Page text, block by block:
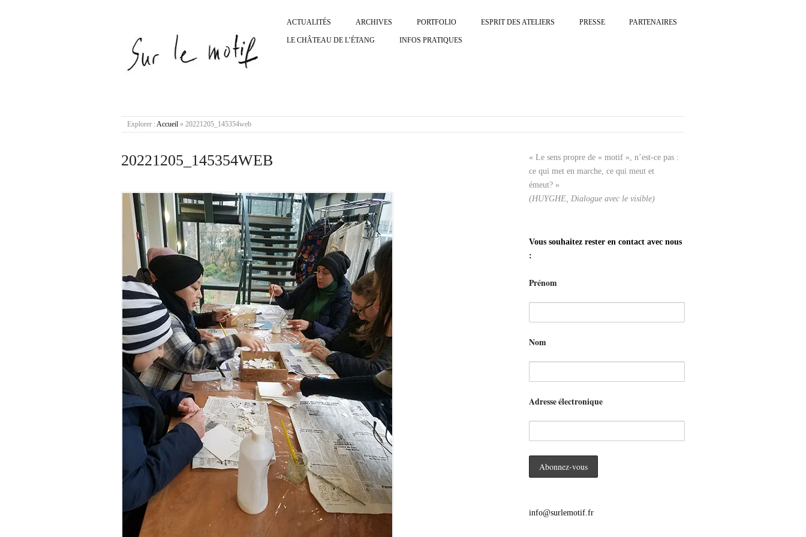
ACTUALITÉS ARCHIVES PORTFOLIO ESPRIT DES ATELIERS PRESSE PARTENAIRES
LE CHÂTEAU DE L’ÉTANG INFOS PRATIQUES
Explorer : Accueil » 20221205_145354web
20221205_145354WEB
« Le sens propre de « motif », n’est-ce pas :
ce qui met en marche, ce qui meut et
émeut? »
(HUYGHE, Dialogue avec le visible)
Vous souhaitez rester en contact avec nous
:
Prénom
Nom
Adresse électronique
info@surlemotif.fr